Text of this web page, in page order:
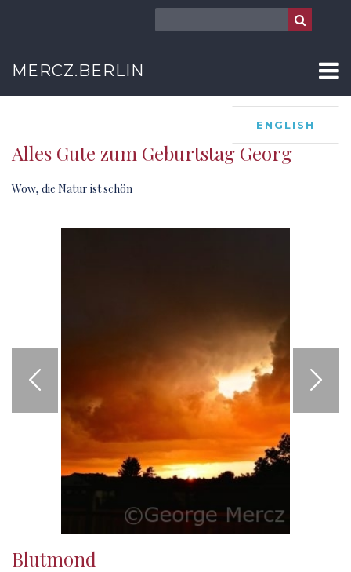
MERCZ.BERLIN
ENGLISH
Alles Gute zum Geburtstag Georg
Wow, die Natur ist schön
Blutmond